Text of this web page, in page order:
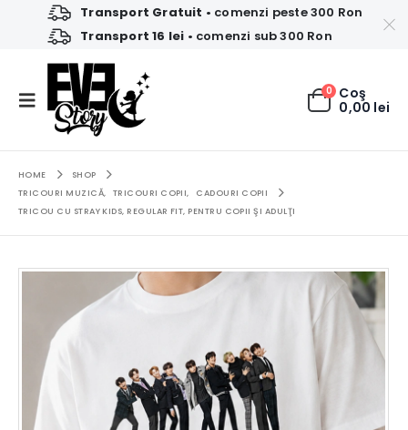
Transport Gratuit • comenzi peste 300 Ron
Transport 16 lei • comenzi sub 300 Ron
0 Coş
0,00 lei
HOME
SHOP
TRICOURI MUZICĂ, TRICOURI COPII,
CADOURI COPII
TRICOU CU STRAY KIDS, REGULAR FIT, PENTRU COPII ŞI ADULŢI